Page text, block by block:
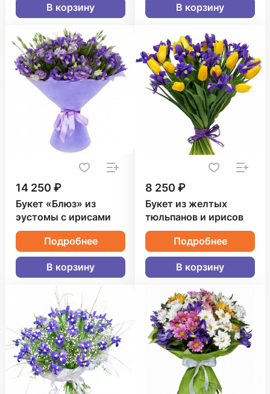
В корзину В корзину
14 250 ₽
Букет «Блюз» из
эустомы с ирисами
Подробнее
В корзину
8 250 ₽
Букет из желтых
тюльпанов и ирисов
Подробнее
В корзину